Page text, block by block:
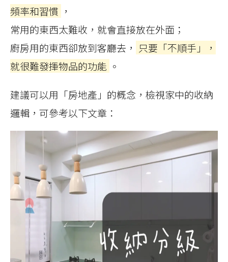
頻率和習慣 ，
常用的東西太難收，就會直接放在外面；
廚房用的東西卻放到客廳去， 只要「不順手」，
就很難發揮物品的功能 。
建議可以用「房地產」的概念，檢視家中的收納
邏輯，可參考以下文章：